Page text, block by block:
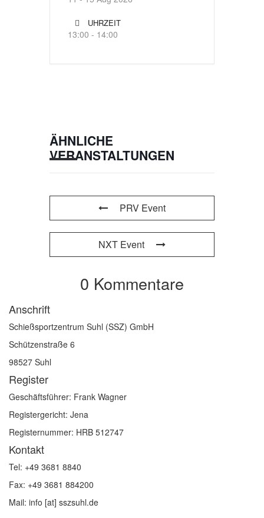
UHRZEIT
13:00 - 14:00
ÄHNLICHE
VERANSTALTUNGEN
PRV Event
NXT Event
0 Kommentare
Anschrift
Schießsportzentrum Suhl (SSZ) GmbH
Schützenstraße 6
98527 Suhl
Register
Geschäftsführer: Frank Wagner
Registergericht: Jena
Registernummer: HRB 512747
Kontakt
Tel: +49 3681 8840
Fax: +49 3681 884200
Mail: info [at] sszsuhl.de